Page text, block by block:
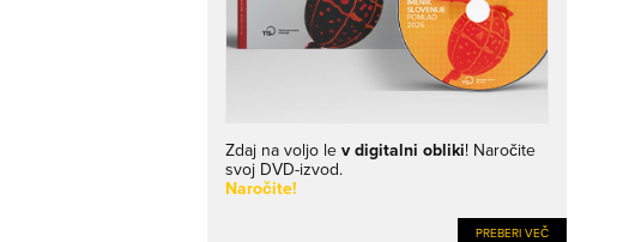
Zdaj na voljo le v digitalni obliki! Naročite
svoj DVD-izvod.
Naročite!
PREBERI VEČ